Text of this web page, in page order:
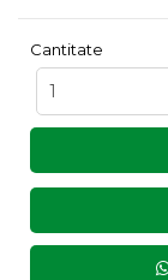
Cantitate